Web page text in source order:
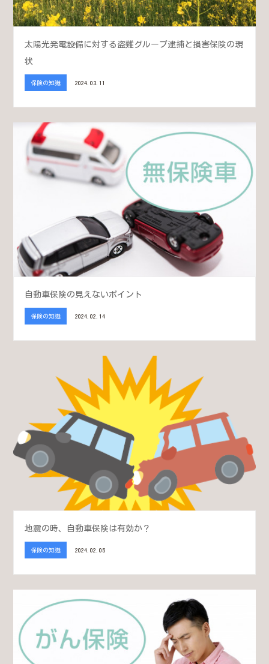
太陽光発電設備に対する盗難グループ逮捕と損害保険の現
状
保険の知識 2024.03.11
自動車保険の見えないポイント
保険の知識 2024.02.14
地震の時、自動車保険は有効か？
保険の知識 2024.02.05